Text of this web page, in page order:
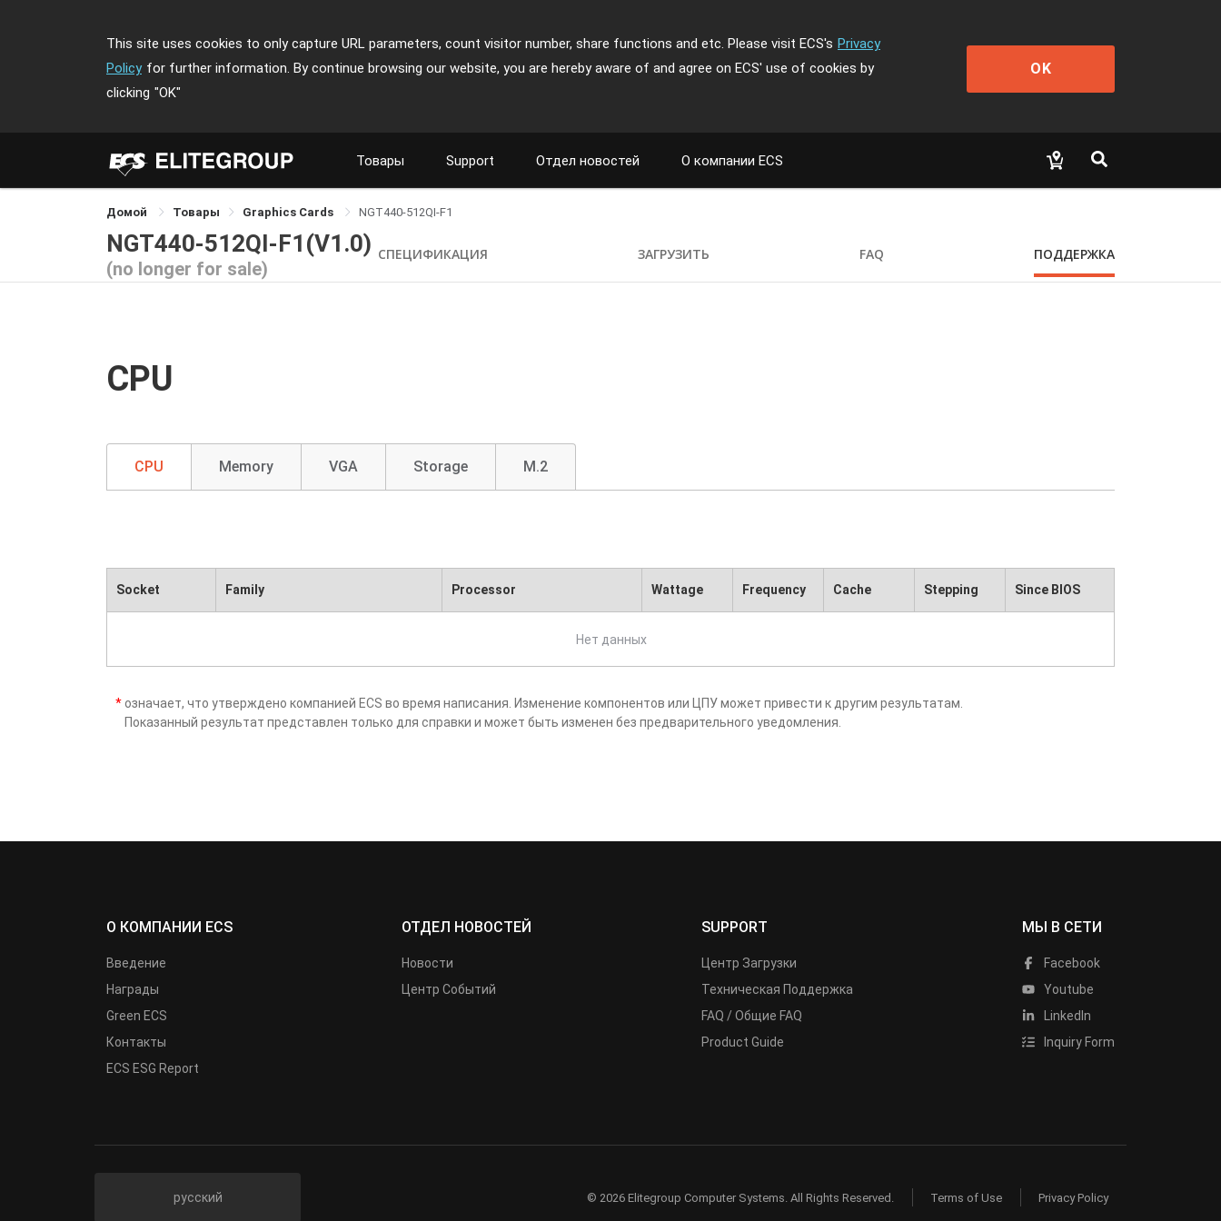
This site uses cookies to only capture URL parameters, count visitor number, share functions and etc. Please visit ECS's Privacy
Policy for further information. By continue browsing our website, you are hereby aware of and agree on ECS' use of cookies by
clicking "OK"
OK
Товары Support Отдел новостей О компании ECS
Домой Товары Graphics Cards NGT440-512QI-F1
NGT440-512QI-F1(V1.0)
(no longer for sale)
СПЕЦИФИКАЦИЯ ЗАГРУЗИТЬ FAQ ПОДДЕРЖКА
CPU
CPU Memory VGA Storage M.2
Socket Family Processor Wattage Frequency Cache Stepping Since BIOS
Нет данных
* означает, что утверждено компанией ECS во время написания. Изменение компонентов или ЦПУ может привести к другим результатам.
Показанный результат представлен только для справки и может быть изменен без предварительного уведомления.
О КОМПАНИИ ECS
Введение
Награды
Green ECS
Контакты
ECS ESG Report
ОТДЕЛ НОВОСТЕЙ
Новости
Центр Событий
SUPPORT
Центр Загрузки
Техническая Поддержка
FAQ / Общие FAQ
Product Guide
МЫ В СЕТИ
Facebook
Youtube
LinkedIn
Inquiry Form
русский © 2026 Elitegroup Computer Systems. All Rights Reserved. Terms of Use Privacy Policy